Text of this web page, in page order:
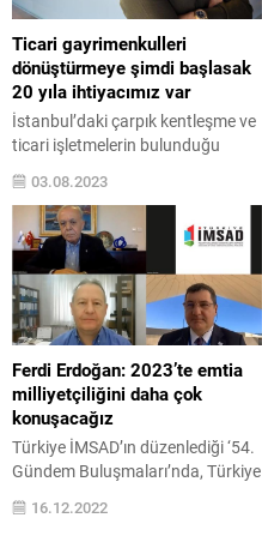
vatandaşlık programlarında 35
yılı aşkın deneyime sahip
Astons’un değerlendirmelerine
göre, son yıllarda Türkiye’deki
yatırımcıların yurt...
Ticari gayrimenkulleri
dönüştürmeye şimdi başlasak
20 yıla ihtiyacımız var
İstanbul’daki çarpık kentleşme ve
ticari işletmelerin bulunduğu
bölgelerin depreme dayanıksız
durumda olması, konutların yanı
sıra ticari gayrimenkullerin de bir
an önce dönüştürülmesi gerçeğini
de ortaya koyuyor. Olası bir
İstanbul depreminde, İstanbul’un
ekonomik değerinin yok
olacağından bahseden uzmanlar,
ticari gayrimenkul dönüşümünün
de önemine dikkat çekiyor. Her
an yıkıcı bir deprem...
03.08.2023
Ferdi Erdoğan: 2023’te emtia
milliyetçiliğini daha çok
konuşacağız
Türkiye İMSAD’ın düzenlediği ‘54.
Gündem Buluşmaları’nda, Türkiye
OECD Daimi Temsilcisi Büyükelçi
Prof. Dr. Kerem Alkin ve Türkiye
16.12.2022